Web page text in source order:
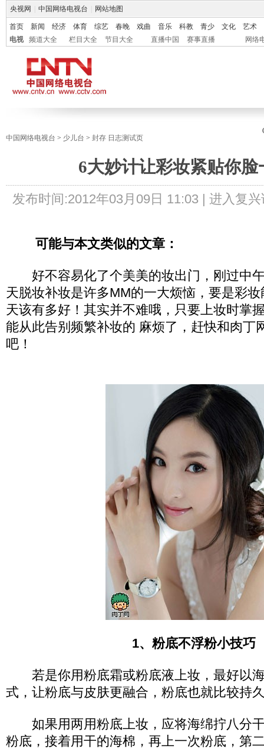
央视网 中国网络电视台 网站地图
首页 新闻 经济 体育 综艺 春晚 戏曲 音乐 科教 青少 文化
艺术
电视
频道大全 栏目大全 节目大全 直播中国 赛事直播 网络
中国网络电视台 > 少儿台 > 封存 日志测试页
6大妙计让彩妆紧贴你脸
发布时间:2012年03月09日 11:03 | 进入复兴
可能与本文类似的文章：
好不容易化了个美美的妆出门，刚过中
天脱妆补妆是许多MM的一大烦恼，要是彩
天该有多好！其实并不难哦，只要上妆时掌
能从此告别频繁补妆的 麻烦了，赶快和肉丁
吧！
1、粉底不浮粉小技巧
若是你用粉底霜或粉底液上妆，最好以
式，让粉底与皮肤更融合，粉底也就比较持
如果用两用粉底上妆，应将海绵拧八分
粉底，接着用干的海棉，再上一次粉底，第